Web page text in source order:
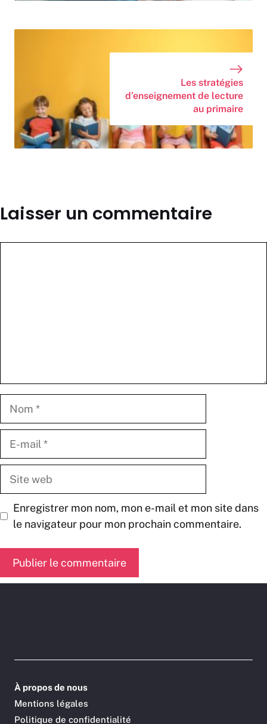
Les stratégies
d’enseignement de lecture
au primaire
Laisser un commentaire
Nom
Site
Enregistrer mon nom, mon e-mail et mon site dans
le navigateur pour mon prochain commentaire.
À propos de nous
Mentions légales
Politique de confidentialité